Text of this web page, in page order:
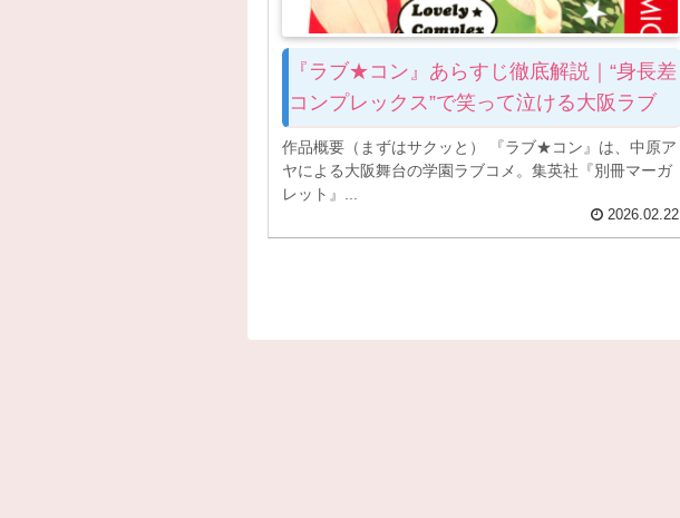
『ラブ★コン』あらすじ徹底解説｜“身長差
コンプレックス”で笑って泣ける大阪ラブ
作品概要（まずはサクッと） 『ラブ★コン』は、中原ア
ヤによる大阪舞台の学園ラブコメ。集英社『別冊マーガ
レット』...
2026.02.22